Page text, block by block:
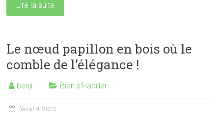
Lire la suite
Le nœud papillon en bois où le
comble de l’élégance !
benji Bien s'Habiller
février 9, 2023